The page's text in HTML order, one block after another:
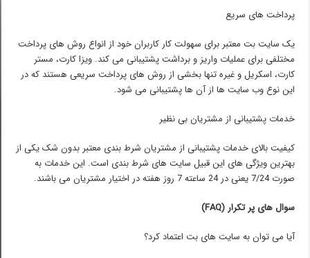
پرداخت های سریع
یک سایت بت معتبر برای سهولت کار کاربران خود از انواع روش های پرداخت
مختلفی برای عملیات واریز و برداشت پشتیبانی می کند. ویزا کارت، مستر
کارت، اسکریل و غیره تنها بخشی از روش های پرداخت سریعی هستند که در
این نوع وب سایت ها از آن ها پشتیبانی می شود.
خدمات پشتیبانی از مشتریان بی نظیر
کیفیت بالای خدمات پشتیبانی از مشتریان شرط بندی معتبر بدون شک یکی از
بهترین ویژگی های این قبیل سایت های شرط بندی است. این خدمات به
صورت 7/24 یعنی در 24 ساعته 7 روز هفته در اختیار مشتریان می باشند.
سوال های پر تکرار (FAQ
)
آیا می توان به سایت های بت اعتماد کرد؟